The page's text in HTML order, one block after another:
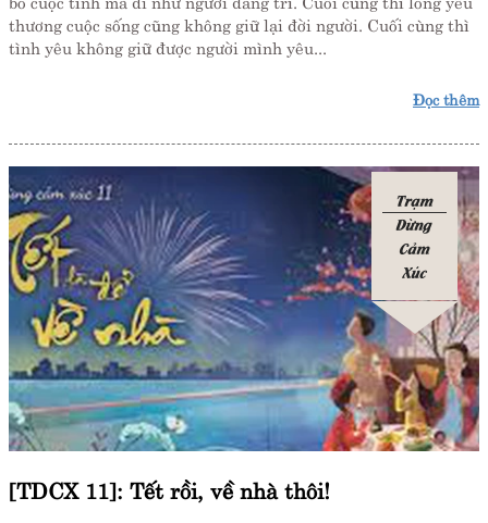
thương cuộc sống cũng không giữ lại đời người. Cuối cùng thì
tình yêu không giữ được người mình yêu...
Đọc thêm
Trạm
Dừng
Cảm
Xúc
[TDCX 11]: Tết rồi, về nhà thôi!